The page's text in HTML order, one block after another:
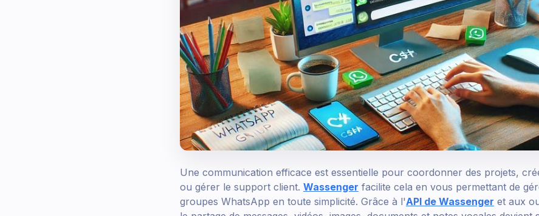
Une communication efficace est essentielle pour coordonner des projets,
ou gérer le support client. Wassenger facilite cela en vous permettant de
groupes WhatsApp en toute simplicité. Grâce à l'API de Wassenger et aux